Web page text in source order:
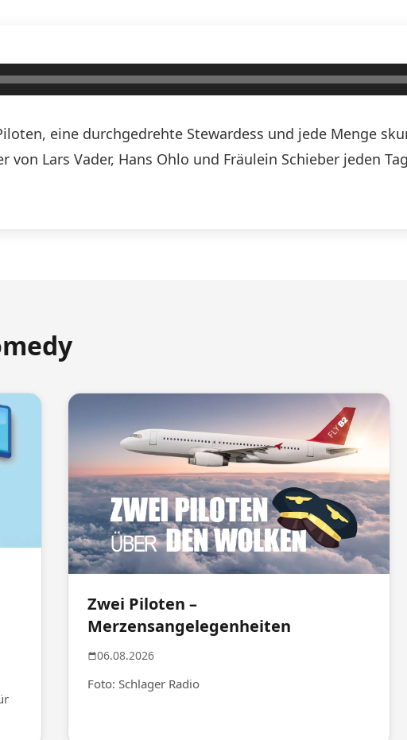
eine durchgedrehte Stewardess und jede Menge
von Lars Vader, Hans Ohlo und Fräulein Schieber jeden
Zwei Piloten –
Merzensangelegenheiten
06.08.2026
Foto: Schlager Radio